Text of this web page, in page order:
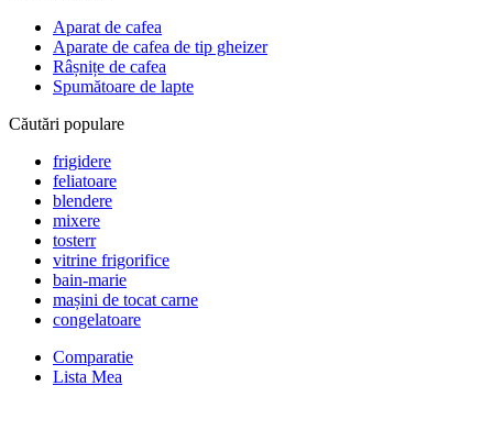
Aparat de cafea
Aparate de cafea de tip gheizer
Râșnițe de cafea
Spumătoare de lapte
Căutări populare
frigidere
feliatoare
blendere
mixere
tosterr
vitrine frigorifice
bain-marie
mașini de tocat carne
congelatoare
Comparatie
Lista Mea